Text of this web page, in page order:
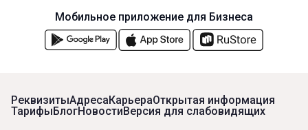
РеквизитыАдресаКарьераОткрытая информация
ТарифыБлогНовостиВерсия для слабовидящих
Мобильное приложение для Бизнеса